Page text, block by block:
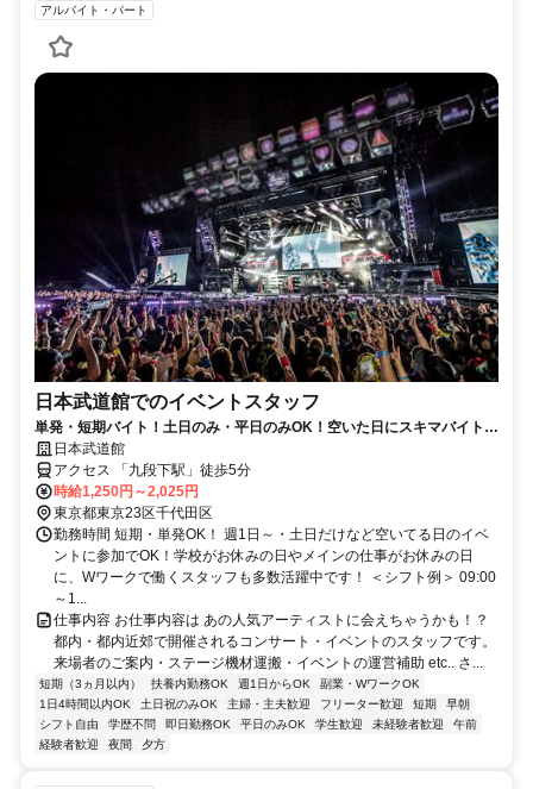
アルバイト・パート
日本武道館でのイベントスタッフ
単発・短期バイト！土日のみ・平日のみOK！空いた日にスキマバイト！
未経験歓迎！髪色・髪型・ネイルOK
日本武道館
アクセス 「九段下駅」徒歩5分
時給1,250円～2,025円
東京都東京23区千代田区
勤務時間 短期・単発OK！ 週1日～・土日だけなど空いてる日のイベ
ントに参加でOK！学校がお休みの日やメインの仕事がお休みの日
に、Wワークで働くスタッフも多数活躍中です！ ＜シフト例＞ 09:00
～1...
仕事内容 お仕事内容は あの人気アーティストに会えちゃうかも！？
都内・都内近郊で開催されるコンサート・イベントのスタッフです。
来場者のご案内・ステージ機材運搬・イベントの運営補助 etc.. さ...
短期（3ヵ月以内） 扶養内勤務OK 週1日からOK
副業・WワークOK
1日4時間以内OK
土日祝のみOK 主婦・主夫歓迎 フリーター歓迎 短期
早朝
シフト自由
学歴不問 即日勤務OK 平日のみOK 学生歓迎 未経験者歓迎
午前
経験者歓迎
夜間 夕方